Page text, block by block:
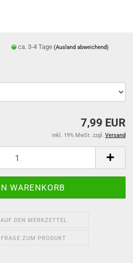
ca. 3-4 Tage(Ausland abweichend)
7,99 EUR
inkl. 19% MwSt. zzgl. Versand
AUF DEN MERKZETTEL
FRAGE ZUM PRODUKT